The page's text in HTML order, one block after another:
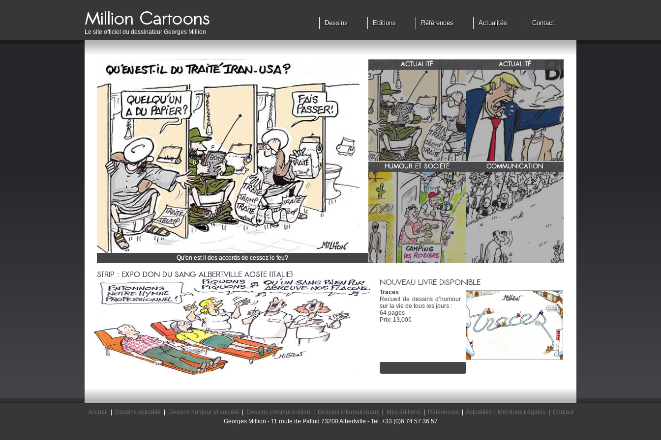
Le site officiel du dessinateur Georges Million
Dessins Editions Références Actualités Contact
Qu'en est il des accords de cessez le feu?
Cliquez et découvrez tous mes dessins d'actualité
ACTUALITÉ
Qu'en est il des accords de cessez
le feu?
ACTUALITÉ
G7 à Evian, Trump, une fois de
plus ,s'en prend aux européens.
HUMOUR ET SOCIÉTÉ
zone 51
COMMUNICATION
INRA/ Rotation des terres.
STRIP : EXPO DON DU SANG ALBERTVILLE AOSTE (ITALIE)
NOUVEAU LIVRE DISPONIBLE
Traces
Recueil de dessins d’humour
sur la vie de tous les jours :
64 pages
Prix: 13,00€
Accueil Dessins actualité Dessins humour et société Dessins communication Dessins internationaux| Mes éditions| Références| Actualités| Mentions Légales|
Contact
Georges Million - 11 route de Pallud 73200 Albertville - Tel. +33 (0)6 74 57 36 57